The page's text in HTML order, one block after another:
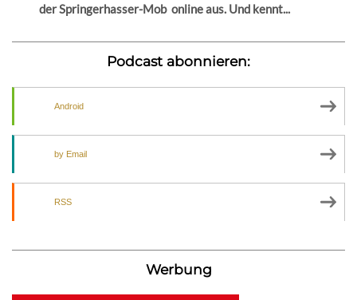
der Springerhasser-Mob online aus. Und kennt...
Podcast abonnieren:
Android
by Email
RSS
Werbung